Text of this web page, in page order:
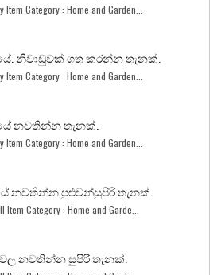
Item Category : Home and Garden...
නිවාඩුවක් ගත කරන්න තැනක්.
Item Category : Home and Garden...
නවතින්න තැනක්.
Item Category : Home and Garden...
නවතින්න පුළුවන්සුපිරි තැනක්.
Item Category : Home and Garde...
නවතින්න සුපිරි තැනක්.